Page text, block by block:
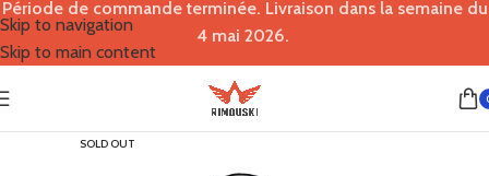
Skip to navigation
Skip to main content
Période de commande terminée. Livraison dans la semaine du
4 mai 2026.
SOLD OUT